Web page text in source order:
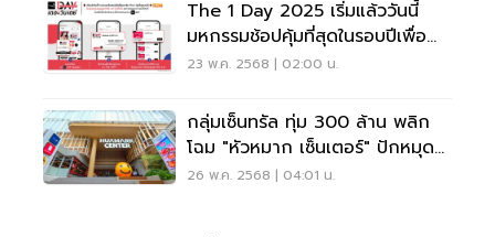
The 1 Day 2025 เริ่มแล้ววันนี้
มหกรรมช้อปคุ้มที่สุดในรอบปีเพื่อ
สมาชิก The 1
23 พ.ค. 2568 | 02:00 น.
กลุ่มเซ็นทรัล ทุ่ม 300 ล้าน พลิก
โฉม "หัวหมาก เซ็นเตอร์" ปักหมุด
แลนด์มาร์กใหม่
26 พ.ค. 2568 | 04:01 น.